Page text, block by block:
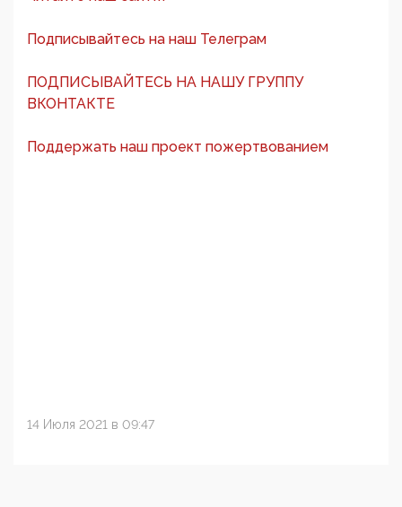
Подписывайтесь на наш Телеграм
ПОДПИСЫВАЙТЕСЬ НА НАШУ ГРУППУ
ВКОНТАКТЕ
Поддержать наш проект пожертвованием
14 Июля 2021 в 09:47